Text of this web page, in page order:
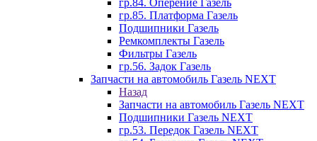
гр.84. Оперение Газель
гр.85. Платформа Газель
Подшипники Газель
Ремкомплекты Газель
Фильтры Газель
гр.56. Задок Газель
Запчасти на автомобиль Газель NEXT
Назад
Запчасти на автомобиль Газель NEXT
Подшипники Газель NEXT
гр.53. Передок Газель NEXT